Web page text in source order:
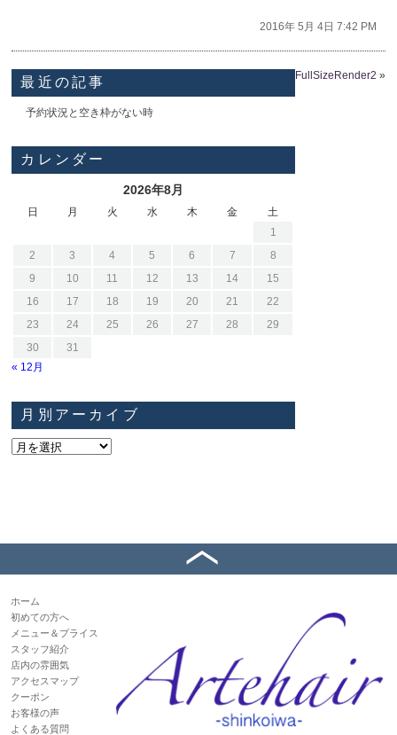
2016年 5月 4日 7:42 PM
FullSizeRender2 »
最近の記事
予約状況と空き枠がない時
カレンダー
2026年8月
日 月 火 水 木 金
土
1
2
3 4 5 6 7
8
9
10 11 12 13 14
15
16
17 18 19 20 21
22
23
24 25 26 27 28
29
30
31
« 12月
月別アーカイブ
ホーム
初めての方へ
メニュー＆プライス
スタッフ紹介
店内の雰囲気
アクセスマップ
クーポン
お客様の声
よくある質問